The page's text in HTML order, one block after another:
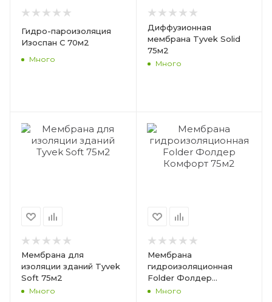
Гидро-пароизоляция
Изоспан С 70м2
Много
Диффузионная
мембрана Tyvek Solid
75м2
Много
Мембрана для
изоляции зданий Tyvek
Soft 75м2
Много
Мембрана
гидроизоляционная
Folder Фолдер
Комфорт 75м2
Много